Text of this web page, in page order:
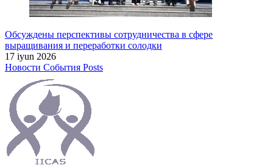
Обсуждены перспективы сотрудничества в сфере
выращивания и переработки солодки
17 iyun 2026
Новости События Posts